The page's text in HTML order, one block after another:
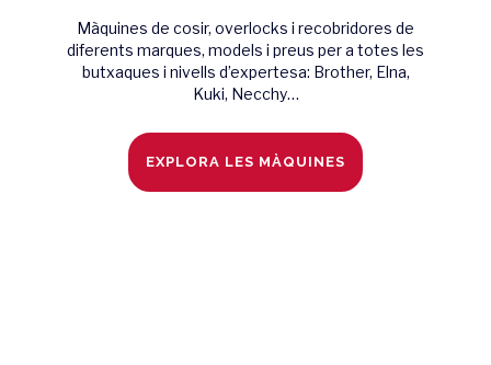
Màquines de cosir, overlocks i recobridores de
diferents marques, models i preus per a totes les
butxaques i nivells d’expertesa: Brother, Elna,
Kuki, Necchy…
EXPLORA LES MÀQUINES